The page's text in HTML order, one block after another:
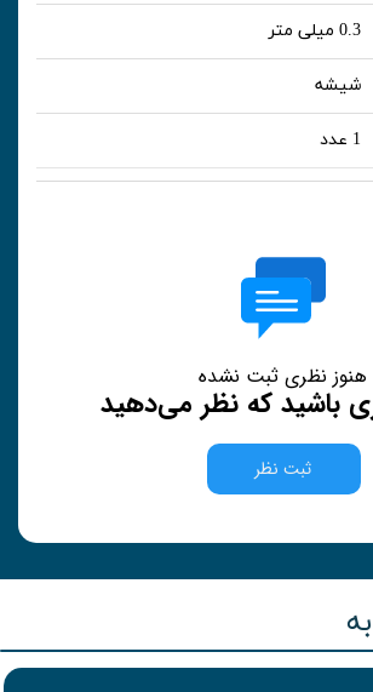
0.3 میلی متر
شیشه
1 عدد
هنوز نظری ثبت نشده
باشید که نظر می‌دهید
ثبت نظر